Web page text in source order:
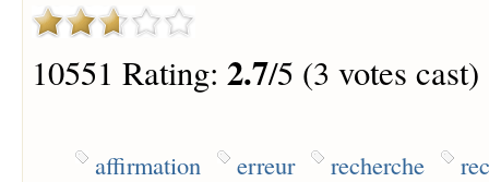
10551 Rating: 2.7/5 (3 votes cast)
affirmation erreur recherche